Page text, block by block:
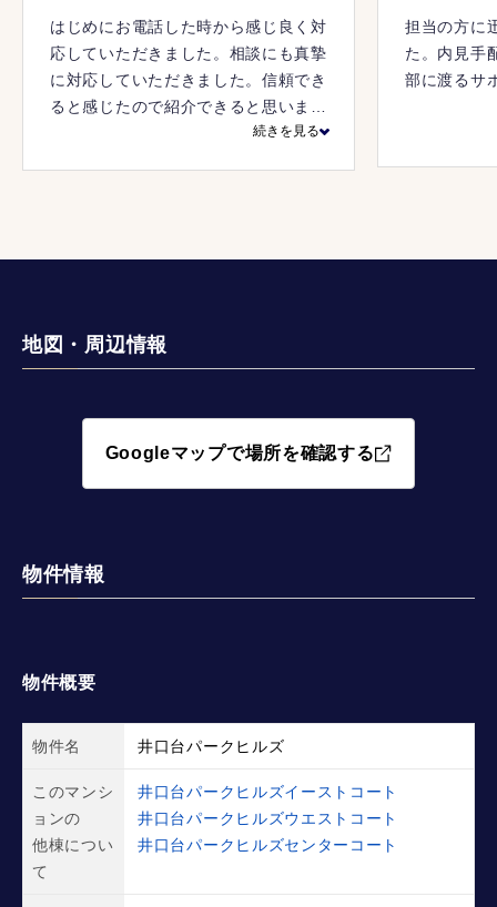
はじめにお電話した時から感じ良く対
応していただきました。相談にも真摯
に対応していただきました。信頼でき
ると感じたので紹介できると思いまし
続きを見る
担当の方に
た。内見手
部に渡るサ
地図・周辺情報
Googleマップで場所を確認する
物件情報
物件概要
物件名 井口台パークヒルズ
このマンシ
ョンの
他棟につい
て
井口台パークヒルズイーストコート
井口台パークヒルズウエストコート
井口台パークヒルズセンターコート